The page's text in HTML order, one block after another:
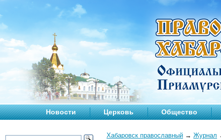
Новости Церковь Общество
Хабаровск православный → Журнал